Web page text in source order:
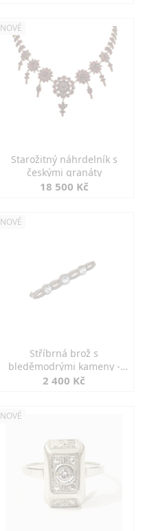
NOVÉ
Starožitný náhrdelník s
českými granáty
18 500 Kč
NOVÉ
Stříbrná brož s
bleděmodrými kameny -
jemná elegance
2 400 Kč
NOVÉ